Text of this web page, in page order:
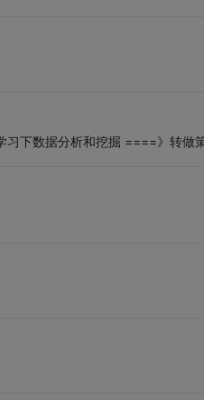
下数据分析和挖掘 ====》转做策